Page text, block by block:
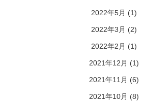
2022年5月 (1)
2022年3月 (2)
2022年2月 (1)
2021年12月 (1)
2021年11月 (6)
2021年10月 (8)